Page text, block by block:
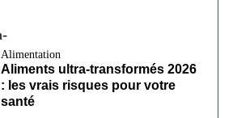
Alimentation
Aliments ultra-transformés 2026
: les vrais risques pour votre
santé